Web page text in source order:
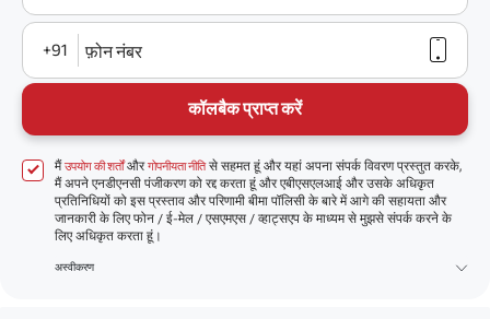
+91 फ़ोन नंबर
कॉलबैक प्राप्त करें
मैंउपयोग की शर्तोंऔरगोपनीयता नीतिसे सहमत हूं और यहां अपना संपर्क विवरण प्रस्तुत करके,
मैं अपने एनडीएनसी पंजीकरण को रद्द करता हूं और एबीएसएलआई और उसके अधिकृत
प्रतिनिधियों को इस प्रस्ताव और परिणामी बीमा पॉलिसी के बारे में आगे की सहायता और
जानकारी के लिए फोन / ई-मेल / एसएमएस / व्हाट्सएप के माध्यम से मुझसे संपर्क करने के
लिए अधिकृत करता हूं।
अस्वीकरण